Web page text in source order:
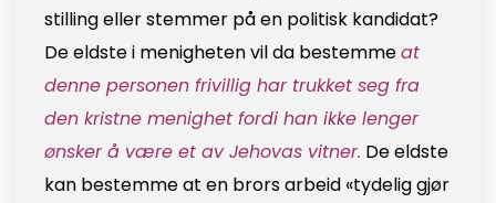
stilling eller stemmer på en politisk kandidat?
De eldste i menigheten vil da bestemmeat
denne personen frivillig har trukket seg fra
den kristne menighet fordi han ikke lenger
ønsker å være et av Jehovas vitner. De eldste
kan bestemme at en brors arbeid «tydelig gjør